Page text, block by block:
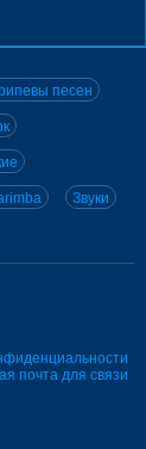
песен
Звуки
почта для связи